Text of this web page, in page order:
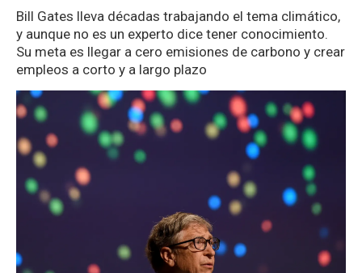
Bill Gates lleva décadas trabajando el tema climático,
y aunque no es un experto dice tener conocimiento.
Su meta es llegar a cero emisiones de carbono y crear
empleos a corto y a largo plazo